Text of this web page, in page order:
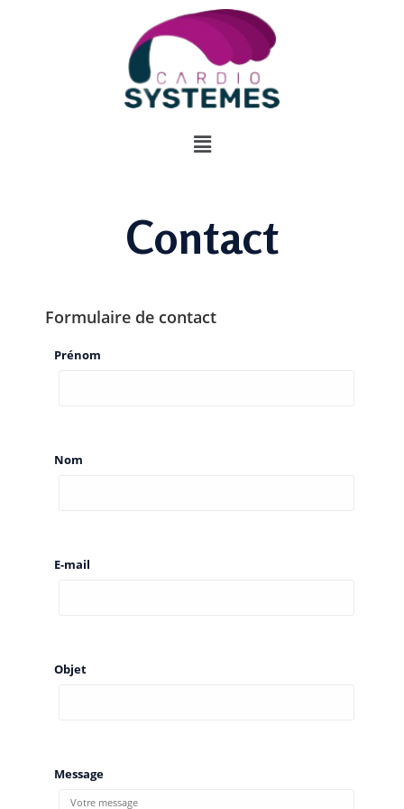
Contact
Formulaire de contact
Prénom
Nom
E-mail
Objet
Message